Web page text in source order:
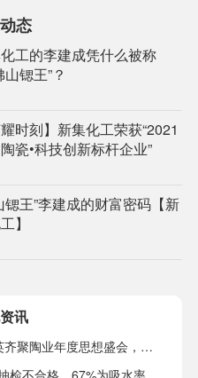
态
工的李建成凭什么被称
山锶王”？
耀时刻】新集化工荣获“2021
瓷•科技创新标杆企业”
锶王”李建成的财富密码【新
】
讯
• 陶瓷行业路在何方？超600精英齐聚陶业年度思想盛会，樊纲、何乾、龙建刚献智破局